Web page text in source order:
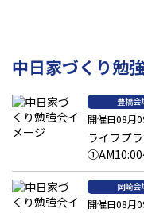
中日家づくり勉
豊橋会
開催日08月
ライフプ
岡崎会
開催日08月